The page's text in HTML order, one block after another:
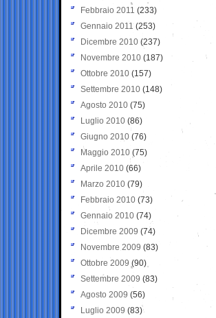
Febbraio 2011 (233)
Gennaio 2011 (253)
Dicembre 2010 (237)
Novembre 2010 (187)
Ottobre 2010 (157)
Settembre 2010 (148)
Agosto 2010 (75)
Luglio 2010 (86)
Giugno 2010 (76)
Maggio 2010 (75)
Aprile 2010 (66)
Marzo 2010 (79)
Febbraio 2010 (73)
Gennaio 2010 (74)
Dicembre 2009 (74)
Novembre 2009 (83)
Ottobre 2009 (90)
Settembre 2009 (83)
Agosto 2009 (56)
Luglio 2009 (83)